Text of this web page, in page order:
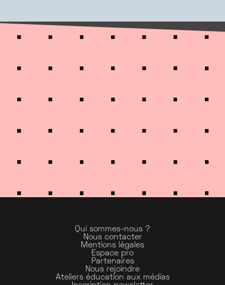
Qui sommes-nous ?
Nous contacter
Mentions légales
Espace pro
Partenaires
Nous rejoindre
Ateliers éducation aux médias